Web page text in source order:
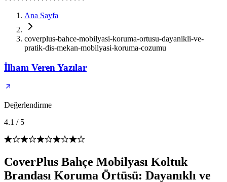
Ana Sayfa
coverplus-bahce-mobilyasi-koruma-ortusu-dayanikli-ve-
pratik-dis-mekan-mobilyasi-koruma-cozumu
İlham Veren Yazılar
Değerlendirme
4.1 / 5
CoverPlus Bahçe Mobilyası Koltuk
Brandası Koruma Örtüsü: Dayanıklı ve